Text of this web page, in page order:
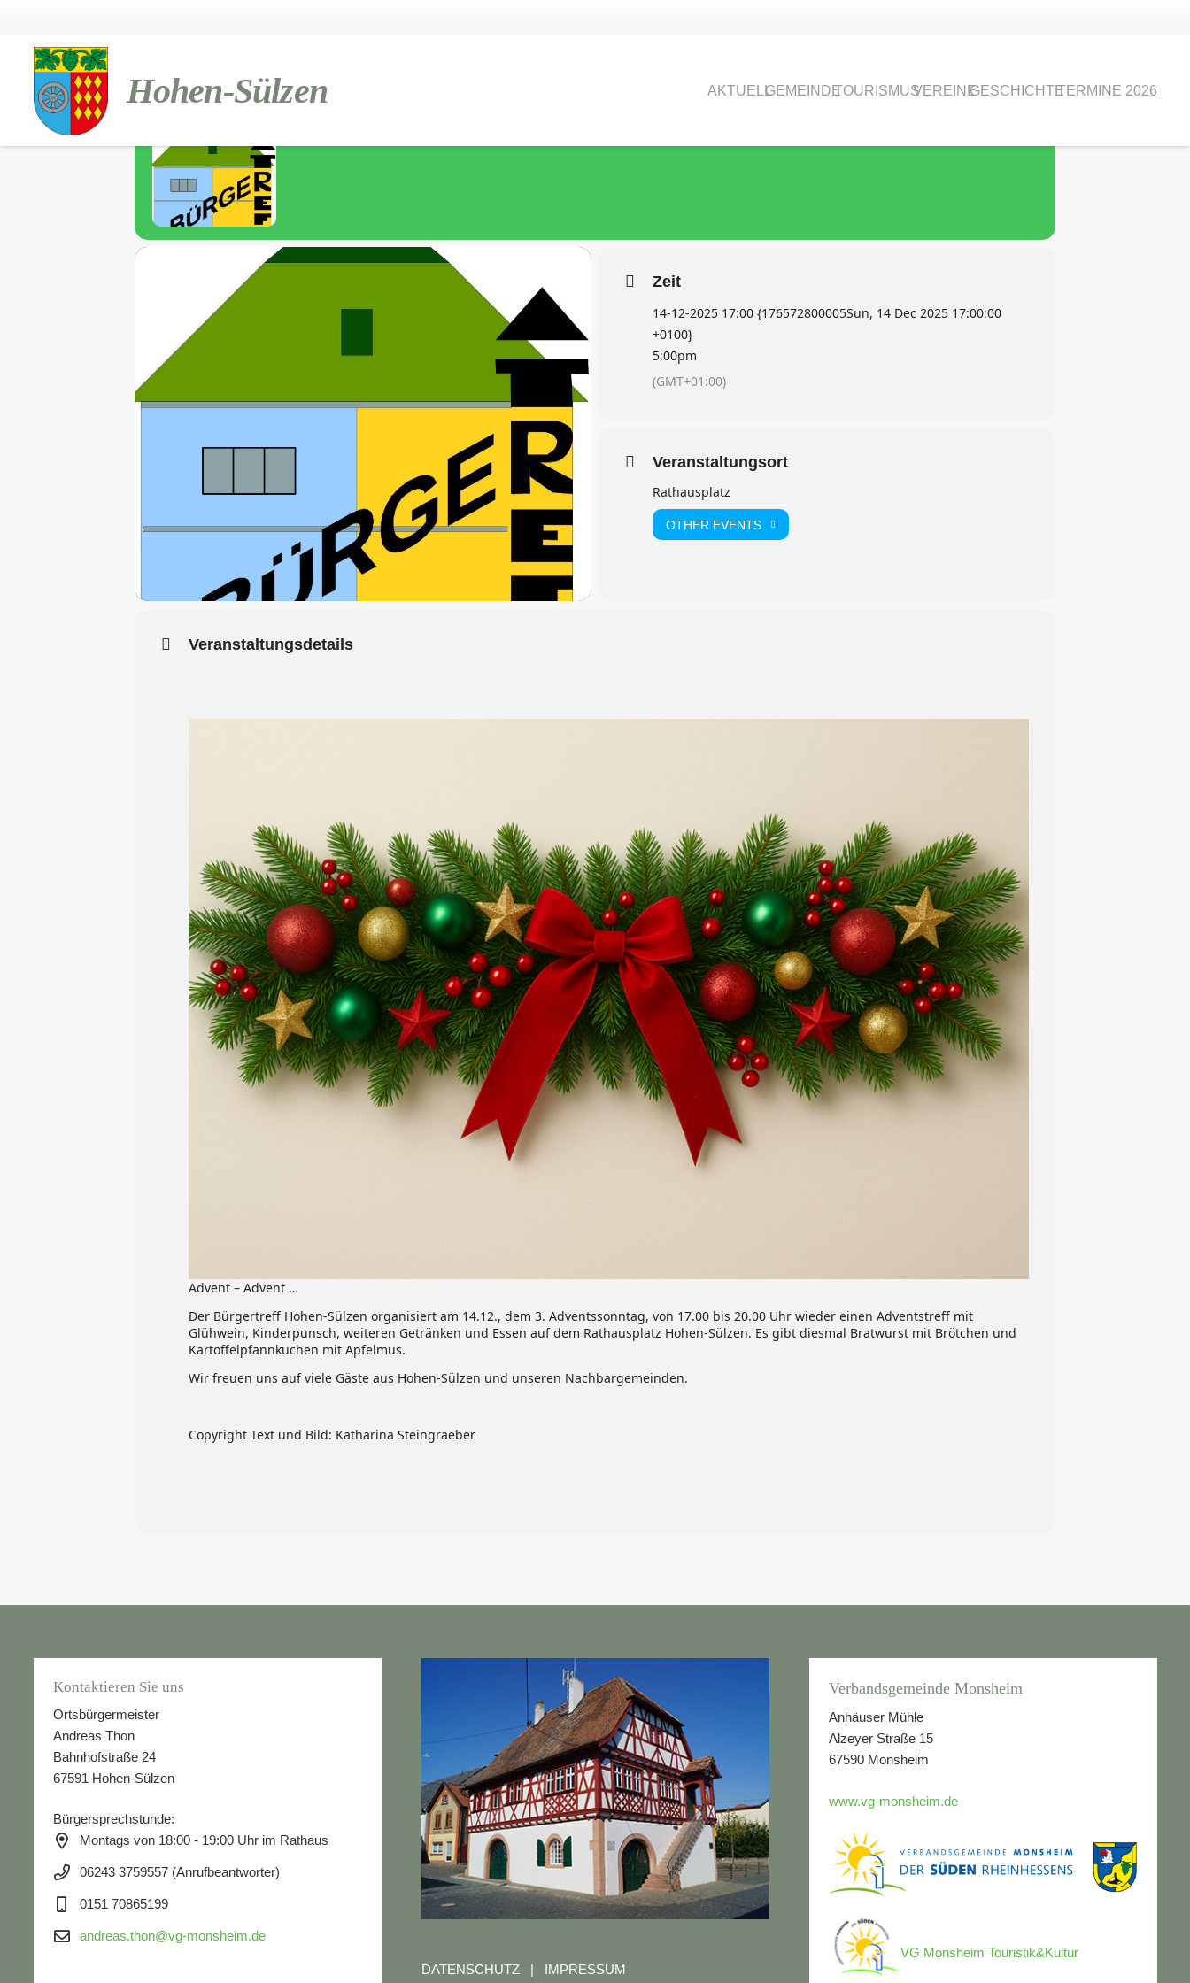
Hohen-Sülzen AKTUELLGEMEINDETOURISMUSVEREINEGESCHICHTETERMINE 2026
Zeit
14-12-2025 17:00 {176572800005Sun, 14 Dec 2025 17:00:00
+0100}
5:00pm
(GMT+01:00)
Veranstaltungsort
Rathausplatz
OTHER EVENTS
Veranstaltungsdetails
Advent – Advent …
Der Bürgertreff Hohen-Sülzen organisiert am 14.12., dem 3. Adventssonntag, von 17.00 bis 20.00 Uhr wieder einen Adventstreff mit
Glühwein, Kinderpunsch, weiteren Getränken und Essen auf dem Rathausplatz Hohen-Sülzen. Es gibt diesmal Bratwurst mit Brötchen und
Kartoffelpfannkuchen mit Apfelmus.
Wir freuen uns auf viele Gäste aus Hohen-Sülzen und unseren Nachbargemeinden.
Copyright Text und Bild: Katharina Steingraeber
Kontaktieren Sie uns
Ortsbürgermeister
Andreas Thon
Bahnhofstraße 24
67591 Hohen-Sülzen
Bürgersprechstunde:
Montags von 18:00 - 19:00 Uhr im Rathaus
06243 3759557 (Anrufbeantworter)
0151 70865199
andreas.thon@vg-monsheim.de
DATENSCHUTZ| IMPRESSUM
Verbandsgemeinde Monsheim
Anhäuser Mühle
Alzeyer Straße 15
67590 Monsheim
www.vg-monsheim.de
VG Monsheim Touristik&Kultur